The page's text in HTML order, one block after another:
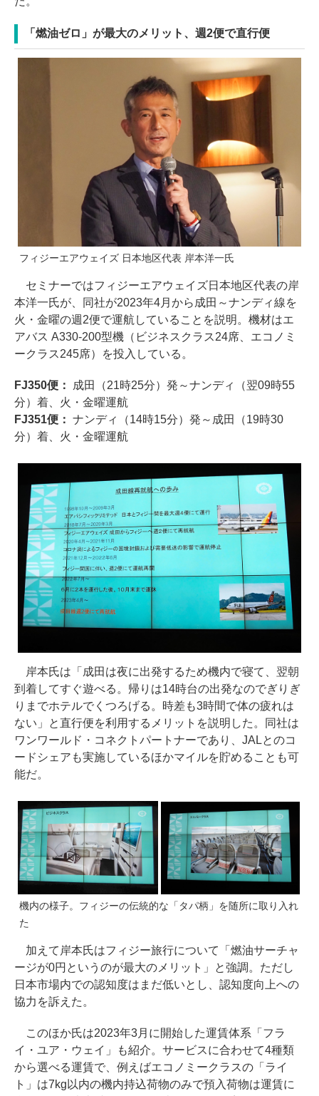
「燃油ゼロ」が最大のメリット、週2便で直行便
フィジーエアウェイズ 日本地区代表 岸本洋一氏
セミナーではフィジーエアウェイズ日本地区代表の岸
本洋一氏が、同社が2023年4月から成田～ナンディ線を
火・金曜の週2便で運航していることを説明。機材はエ
アバス A330-200型機（ビジネスクラス24席、エコノミ
ークラス245席）を投入している。
FJ350便：
成田（21時25分）発～ナンディ（翌09時55
分）着、火・金曜運航
FJ351便： ナンディ（14時15分）発～成田（19時30
分）着、火・金曜運航
岸本氏は「成田は夜に出発するため機内で寝て、翌朝
到着してすぐ遊べる。帰りは14時台の出発なのでぎりぎ
りまでホテルでくつろげる。時差も3時間で体の疲れは
ない」と直行便を利用するメリットを説明した。同社は
ワンワールド・コネクトパートナーであり、JALとのコ
ードシェアも実施しているほかマイルを貯めることも可
能だ。
機内の様子。フィジーの伝統的な「タパ柄」を随所に取り入れ
た
加えて岸本氏はフィジー旅行について「燃油サーチャ
ージが0円というのが最大のメリット」と強調。ただし
日本市場内での認知度はまだ低いとし、認知度向上への
協力を訴えた。
このほか氏は2023年3月に開始した運賃体系「フラ
イ・ユア・ウェイ」も紹介。サービスに合わせて4種類
から選べる運賃で、例えばエコノミークラスの「ライ
ト」は7kg以内の機内持込荷物のみで預入荷物は運賃に